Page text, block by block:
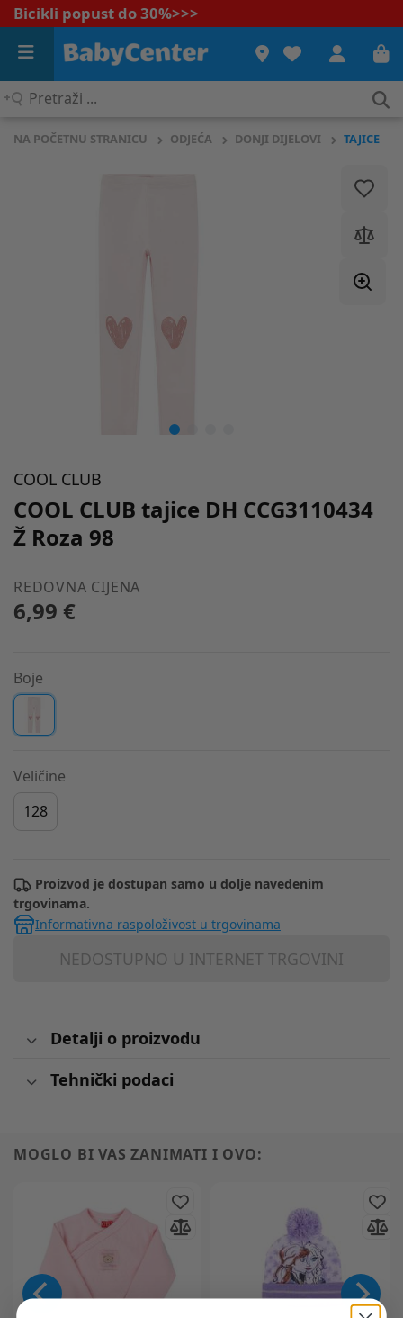
Bicikli popust do 30%>>>
Pretraži
NA POČETNU STRANICU ODJEĆA DONJI DIJELOVI TAJICE
COOL CLUB
COOL CLUB tajice DH CCG3110434
Ž Roza 98
REDOVNA CIJENA
6,99 €
Boje
Veličine
128
Proizvod je dostupan samo u dolje navedenim
trgovinama.
Informativna raspoloživost u trgovinama
NEDOSTUPNO U INTERNET TRGOVINI
Detalji o proizvodu
Tehnički podaci
MOGLO BI VAS ZANIMATI I OVO: